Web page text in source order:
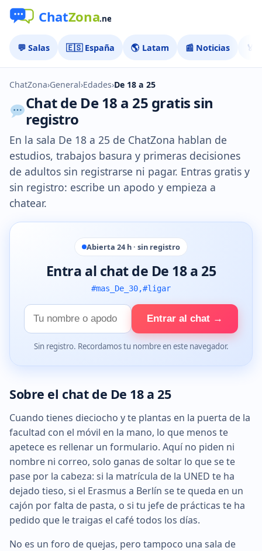
💬 Salas 🇪🇸 España 🌎 Latam 📰 Noticias 🏅
ChatZona›General›Edades›De 18 a 25
Chat de De 18 a 25 gratis sin
registro
En la sala De 18 a 25 de ChatZona hablan de
estudios, trabajos basura y primeras decisiones
de adultos sin registrarse ni pagar. Entras gratis y
sin registro: escribe un apodo y empieza a
chatear.
Abierta 24 h · sin registro
Entra al chat de De 18 a 25
#mas_De_30,#ligar
Tu
nombre
Entrar al chat →
Sin registro. Recordamos tu nombre en este navegador.
Sobre el chat de De 18 a 25
Cuando tienes dieciocho y te plantas en la puerta de la
facultad con el móvil en la mano, lo que menos te
apetece es rellenar un formulario. Aquí no piden ni
nombre ni correo, solo ganas de soltar lo que se te
pase por la cabeza: si la matrícula de la UNED te ha
dejado tieso, si el Erasmus a Berlín se te queda en un
cajón por falta de pasta, o si tu jefe de prácticas te ha
pedido que le traigas el café todos los días.
No es un foro de quejas, pero tampoco una sala de